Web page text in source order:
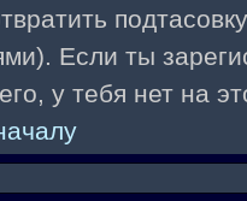
Если ты
у тебя нет на